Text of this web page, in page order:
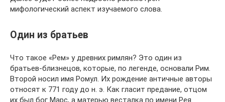
мифологический аспект изучаемого слова.
Один из братьев
Что такое «Рем» у древних римлян? Это один из
братьев-близнецов, которые, по легенде, основали Рим.
Второй носил имя Ромул. Их рождение античные авторы
относят к 771 году до н. э. Как гласит предание, отцом
их был бог Марс, а матерью весталка по имени Рея